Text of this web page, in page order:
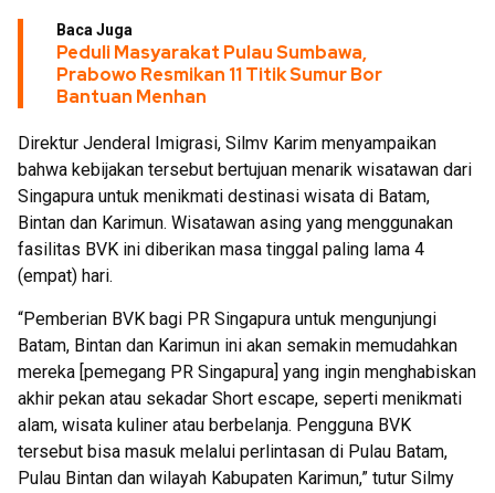
Baca Juga
Peduli Masyarakat Pulau Sumbawa,
Prabowo Resmikan 11 Titik Sumur Bor
Bantuan Menhan
Direktur Jenderal Imigrasi, Silmv Karim menyampaikan
bahwa kebijakan tersebut bertujuan menarik wisatawan dari
Singapura untuk menikmati destinasi wisata di Batam,
Bintan dan Karimun. Wisatawan asing yang menggunakan
fasilitas BVK ini diberikan masa tinggal paling lama 4
(empat) hari.
“Pemberian BVK bagi PR Singapura untuk mengunjungi
Batam, Bintan dan Karimun ini akan semakin memudahkan
mereka [pemegang PR Singapura] yang ingin menghabiskan
akhir pekan atau sekadar Short escape, seperti menikmati
alam, wisata kuliner atau berbelanja. Pengguna BVK
tersebut bisa masuk melalui perlintasan di Pulau Batam,
Pulau Bintan dan wilayah Kabupaten Karimun,” tutur Silmy